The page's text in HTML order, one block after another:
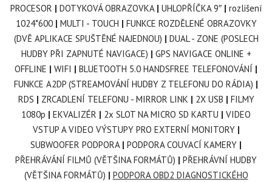
PROCESOR | DOTYKOVÁ OBRAZOVKA | UHLOPŘÍČKA 9″ | rozlišení
1024*600| MULTI - TOUCH | FUNKCE ROZDĚLENÉ OBRAZOVKY
(DVĚ APLIKACE SPUŠTĚNÉ NAJEDNOU) | DUAL - ZONE (POSLECH
HUDBY PŘI ZAPNUTÉ NAVIGACE) | GPS NAVIGACE ONLINE +
OFFLINE | WIFI | BLUETOOTH 5.0 HANDSFREE TELEFONOVÁNÍ |
FUNKCE A2DP (STREAMOVÁNÍ HUDBY Z TELEFONU DO RÁDIA) |
RDS | ZRCADLENÍ TELEFONU - MIRROR LINK | 2X USB | FILMY
1080p | EKVALIZÉR | 2x SLOT NA MICRO SD KARTU | VIDEO
VSTUP A VIDEO VÝSTUPY PRO EXTERNÍ MONITORY |
SUBWOOFER PODPORA | PODPORA COUVACÍ KAMERY |
PŘEHRÁVÁNÍ FILMŮ (VĚTŠINA FORMÁTŮ) | PŘEHRÁVNÍ HUDBY
(VĚTŠINA FORMÁTŮ) | PODPORA OBD2 DIAGNOSTICKÉHO